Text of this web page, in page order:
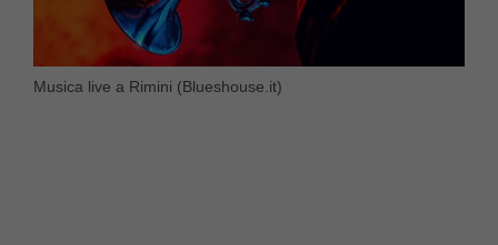
Musica live a Rimini (Blueshouse.it)